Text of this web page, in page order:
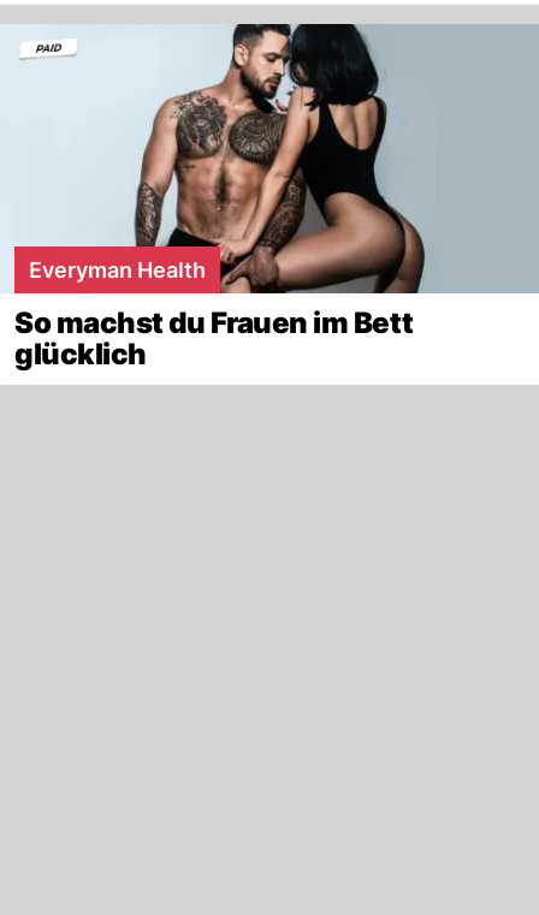
Everyman Health
So machst du Frauen im Bett
glücklich